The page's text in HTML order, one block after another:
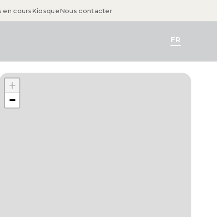
en coursKiosqueNous contacter
FR
+
−